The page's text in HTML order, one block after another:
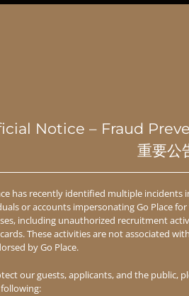
套票。
損失，東方匯恕不負責。
如何
的電子禮品卡頁面。
Notice – Fraud
重要公
has recently identified multiple incidents
or accounts impersonating Go Place
including unauthorized recruitment
These activities are not associated
by Go Place.
our guests, applicants, and the public,